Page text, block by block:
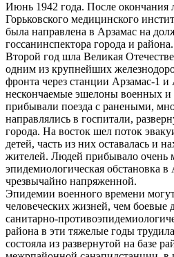
Июнь 1942 года. После окончания
Горьковского медицинского
была направлена в Арзамас на
госсанинспектора города и района.
Второй год шла Великая
одним из крупнейших
фронта через станции Арзамас-1
нескончаемые эшелоны военных
прибывали поезда с ранеными,
направлялись в госпитали,
города. На восток шел поток
детей, часть из них оставалась и
жителей. Людей прибывало очень
эпидемиологическая обстановка в
чрезвычайно напряженной.
Эпидемии военного времени
человеческих жизней, чем боевые
санитарно-
района в эти тяжелые годы
состояла из развернутой на базе